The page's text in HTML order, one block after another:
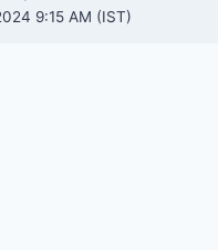
9:15 AM (IST)